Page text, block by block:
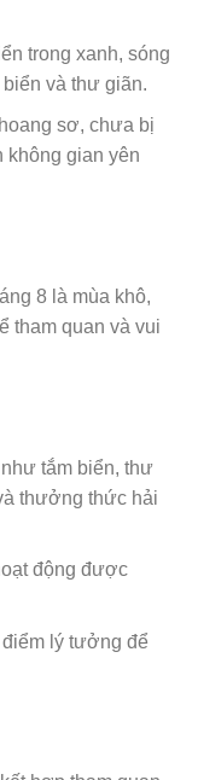
trong xanh, sóng
và thư giãn.
sơ, chưa bị
không gian yên
8 là mùa khô,
tham quan và vui
tắm biển, thư
thưởng thức hải
động được
lý tưởng để